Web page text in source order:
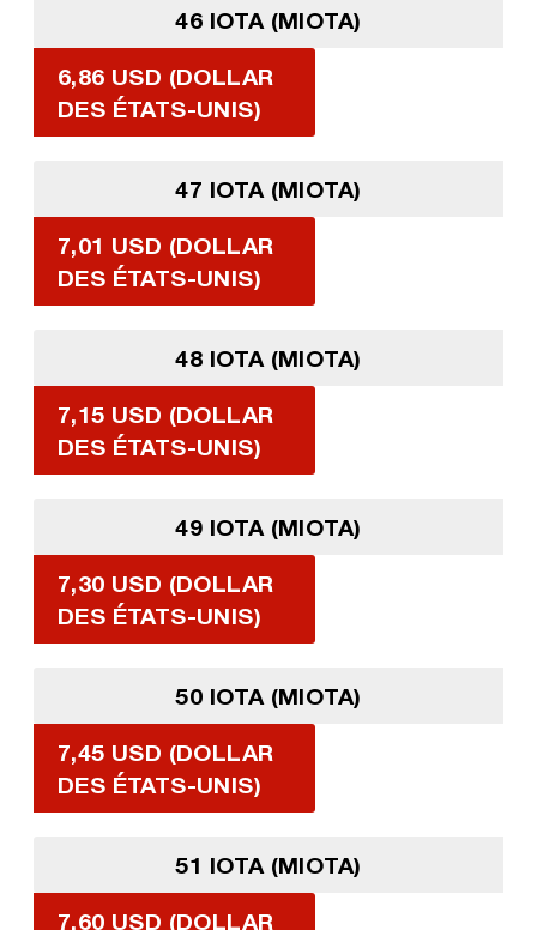
46 IOTA (MIOTA)
6,86 USD (DOLLAR
DES ÉTATS-UNIS)
47 IOTA (MIOTA)
7,01 USD (DOLLAR
DES ÉTATS-UNIS)
48 IOTA (MIOTA)
7,15 USD (DOLLAR
DES ÉTATS-UNIS)
49 IOTA (MIOTA)
7,30 USD (DOLLAR
DES ÉTATS-UNIS)
50 IOTA (MIOTA)
7,45 USD (DOLLAR
DES ÉTATS-UNIS)
51 IOTA (MIOTA)
7,60 USD (DOLLAR